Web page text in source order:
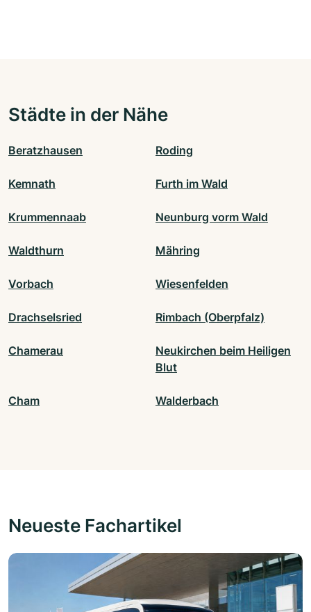
Städte in der Nähe
Beratzhausen Roding
Kemnath Furth im Wald
Krummennaab Neunburg vorm Wald
Waldthurn Mähring
Vorbach Wiesenfelden
Drachselsried Rimbach (Oberpfalz)
Chamerau
Neukirchen beim Heiligen
Blut
Cham Walderbach
Neueste Fachartikel